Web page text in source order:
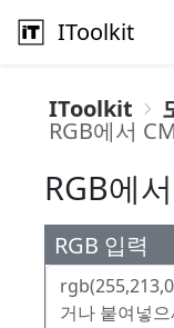
IToolkit
IToolkit
RGB에서
RGB에
RGB 입력